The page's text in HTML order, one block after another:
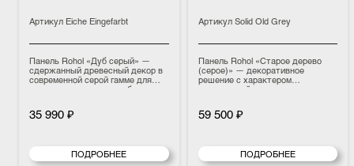
Артикул Eiche Eingefarbt
Панель Rohol «Дуб серый» —
сдержанный древесный декор в
современной серой гамме для
интерьеров, где важны баланс
отделки.
35 990 ₽
ПОДРОБНЕЕ
Артикул Solid Old Grey
Панель Rohol «Старое дерево
(серое)» — декоративное
решение с характером
состаренной древесины для
концепций и акцентных зон.
59 500 ₽
ПОДРОБНЕЕ